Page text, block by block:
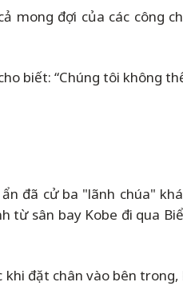
mong đợi của các công
biết: “Chúng tôi không
đã cử ba "lãnh chúa"
từ sân bay Kobe đi qua
đặt chân vào bên